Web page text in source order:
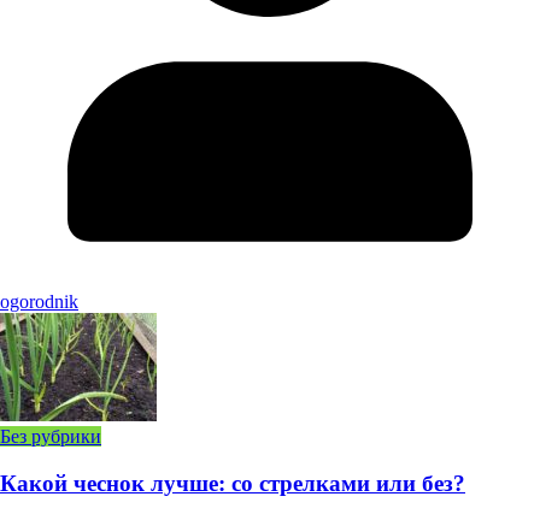
ogorodnik
Без рубрики
Какой чеснок лучше: со стрелками или без?